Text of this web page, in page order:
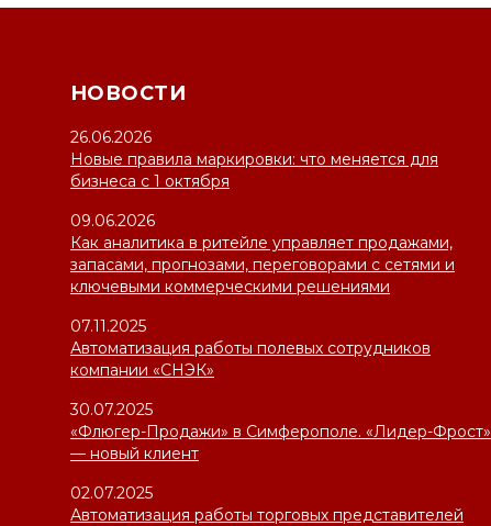
НОВОСТИ
26.06.2026
Новые правила маркировки: что меняется для
бизнеса с 1 октября
09.06.2026
Как аналитика в ритейле управляет продажами,
запасами, прогнозами, переговорами с сетями и
ключевыми коммерческими решениями
07.11.2025
Автоматизация работы полевых сотрудников
компании «СНЭК»
30.07.2025
«Флюгер-Продажи» в Симферополе. «Лидер-Фрост»
— новый клиент
02.07.2025
Автоматизация работы торговых представителей